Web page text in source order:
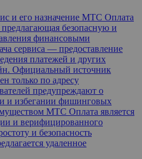
и его назначение МТС Оплата
безопасную и
финансовыми
сервиса — предоставление
платежей и других
Официальный источник
только по адресу
предупреждают о
и избегании фишинговых
МТС Оплата является
и верифицированного
и безопасность
удаленное